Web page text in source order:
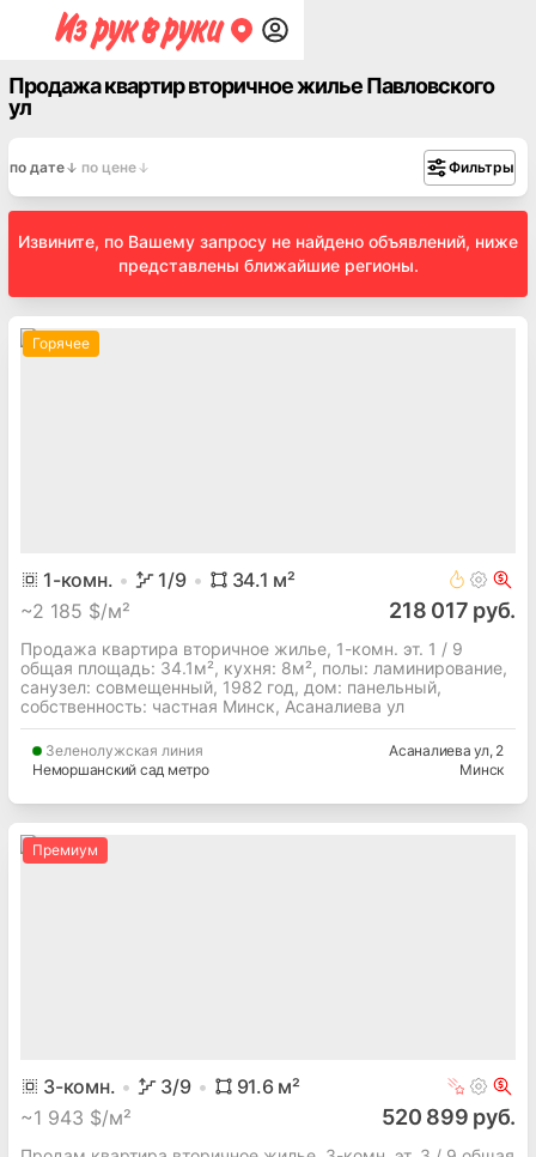
Продажа квартир вторичное жилье Павловского
ул
по дате по цене Фильтры
Извините, по Вашему запросу не найдено объявлений, ниже
представлены ближайшие регионы.
Горячее
1-комн. 1/9 34.1 м²
~2 185 $/м² 218 017 руб.
Продажа квартира вторичное жилье, 1-комн. эт. 1 / 9
общая площадь: 34.1м², кухня: 8м², полы: ламинирование,
cанузел: совмещенный, 1982 год, дом: панельный,
собственность: частная Минск, Асаналиева ул
Зеленолужская линия
Неморшанский сад метро
Асаналиева ул, 2
Минск
Премиум
3-комн. 3/9 91.6м²
~1 943 $/м² 520 899 руб.